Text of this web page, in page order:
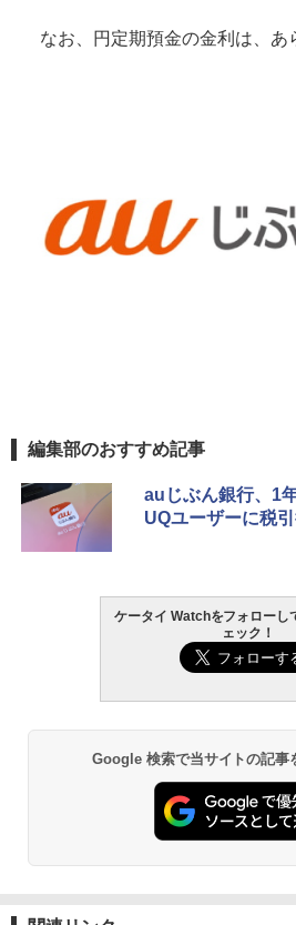
なお、円定期預金の金利は、あ
編集部のおすすめ記事
auじぶん銀行、1
UQユーザーに税
ケータイ Watchをフォローし
ェック！
Google 検索で当サイトの記事